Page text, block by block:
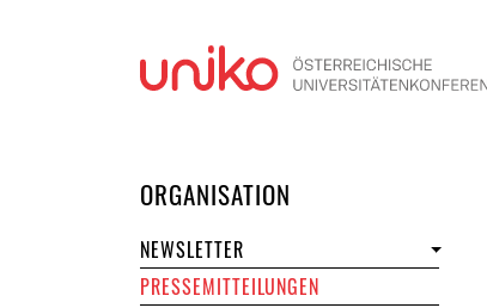
ORGANISATION
NEWSLETTER
PRESSEMITTEILUNGEN